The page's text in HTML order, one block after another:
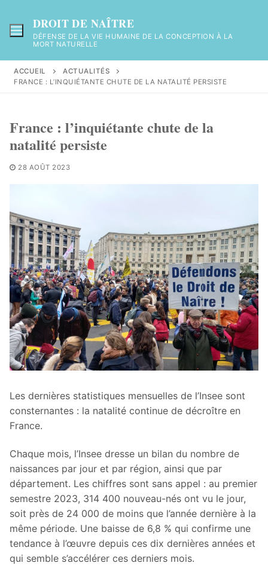
au
contenu
DROIT DE NAÎTRE
DÉFENSE DE LA VIE HUMAINE DE LA CONCEPTION À LA
MORT NATURELLE
ACCUEIL
ACTUALITÉS
FRANCE : L’INQUIÉTANTE CHUTE DE LA NATALITÉ PERSISTE
France : l’inquiétante chute de la
natalité persiste
28 AOÛT 2023
Les dernières statistiques mensuelles de l’Insee sont
consternantes : la natalité continue de décroître en
France.
Chaque mois, l’Insee dresse un bilan du nombre de
naissances par jour et par région, ainsi que par
département. Les chiffres sont sans appel : au premier
semestre 2023, 314 400 nouveau-nés ont vu le jour,
soit près de 24 000 de moins que l’année dernière à la
même période. Une baisse de 6,8 % qui confirme une
tendance à l’œuvre depuis ces dix dernières années et
qui semble s’accélérer ces derniers mois.